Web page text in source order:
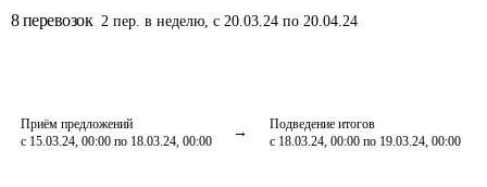
8 перевозок 2 пер. в неделю,с 20.03.24 по 20.04.24
Приём предложений
с 15.03.24, 00:00 по 18.03.24, 00:00
Подведение итогов
с 18.03.24, 00:00 по 19.03.24, 00:00